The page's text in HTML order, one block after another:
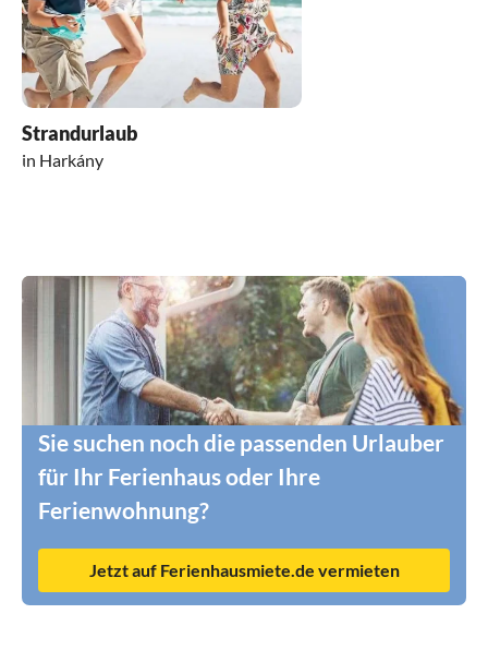
Strandurlaub
in Harkány
Sie suchen noch die passenden Urlauber
für Ihr Ferienhaus oder Ihre
Ferienwohnung?
Jetzt auf Ferienhausmiete.de vermieten